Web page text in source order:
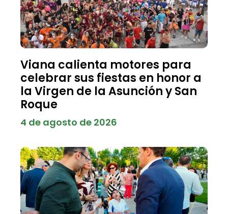
Viana calienta motores para
celebrar sus fiestas en honor a
la Virgen de la Asunción y San
Roque
4 de agosto de 2026